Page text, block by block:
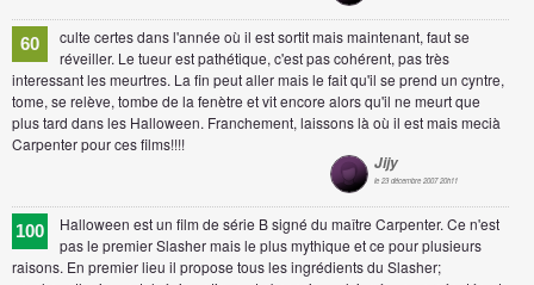
60
culte certes dans l'année où il est sortit mais maintenant, faut se
réveiller. Le tueur est pathétique, c'est pas cohérent, pas très
interessant les meurtres. La fin peut aller mais le fait qu'il se prend un cyntre,
tome, se relève, tombe de la fenètre et vit encore alors qu'il ne meurt que
plus tard dans les Halloween. Franchement, laissons là où il est mais mecià
Carpenter pour ces films!!!!
Jijy
le 23 décembre 2007 20h11
100
Halloween est un film de série B signé du maître Carpenter. Ce n'est
pas le premier Slasher mais le plus mythique et ce pour plusieurs
raisons. En premier lieu il propose tous les ingrédients du Slasher;